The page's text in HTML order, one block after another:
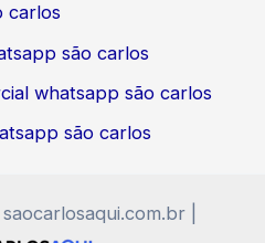
carlos
são carlos
whatsapp são carlos
são carlos
|